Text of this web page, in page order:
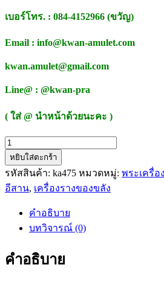
เบอร์โทร. : 084-4152966 (ขวัญ)
Email : info@kwan-amulet.com
kwan.amulet@gmail.com
Line@ : @kwan-pra
( ใส่ @ นำหน้าด้วยนะคะ )
จำนวน
เหรียญ
พญา
ไก่ฟ้า
มหา
หยิบใส่ตะกร้า
รหัสสินค้า: ka475 หมวดหมู่: พระเครื่
อีสาน, เครื่องรางของขลัง
คำอธิบาย
บทวิจารณ์ (0)
คำอธิบาย